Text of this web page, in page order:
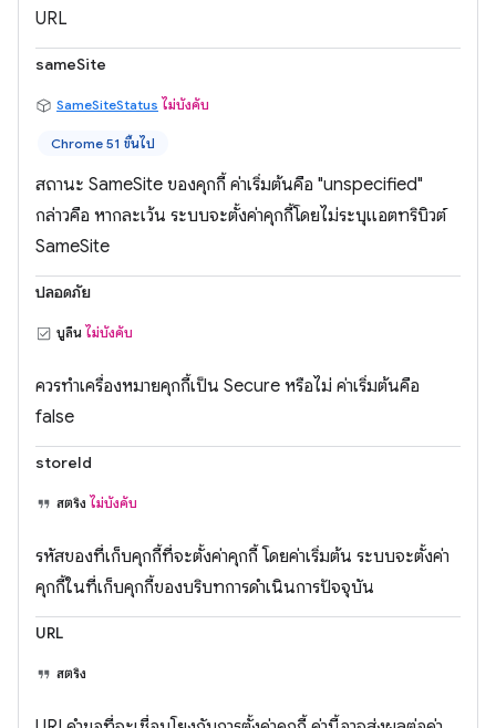
URL
sameSite
SameSiteStatus ไม่บังคับ
Chrome 51 ขึ้นไป
สถานะ SameSite ของคุกกี้ ค่าเริ่มต้นคือ "unspecified"
กล่าวคือ หากละเว้น ระบบจะตั้งค่าคุกกี้โดยไม่ระบุแอตทริบิวต์
SameSite
ปลอดภัย
บูลีน ไม่บังคับ
ควรทำเครื่องหมายคุกกี้เป็น Secure หรือไม่ ค่าเริ่มต้นคือ
false
storeId
สตริง ไม่บังคับ
รหัสของที่เก็บคุกกี้ที่จะตั้งค่าคุกกี้ โดยค่าเริ่มต้น ระบบจะตั้งค่า
คุกกี้ในที่เก็บคุกกี้ของบริบทการดำเนินการปัจจุบัน
URL
สตริง